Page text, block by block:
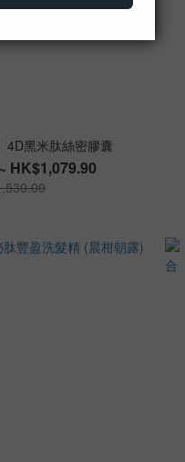
4D黑米肽絲密膠囊
HK$1,079.90